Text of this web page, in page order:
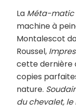
La Méta-matic
machine à
Montalescot
Roussel,
cette dernière
copies
nature.
du chevalet,